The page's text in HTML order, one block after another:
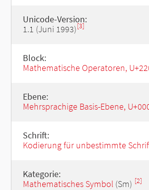
Unicode-Version:
1.1 (Juni 1993)[3]
Block:
Mathematische Operatoren,
Ebene:
Mehrsprachige Basis-Ebene,
Schrift:
Kodierung für unbestimmte
Kategorie:
Mathematisches Symbol(Sm) [2]